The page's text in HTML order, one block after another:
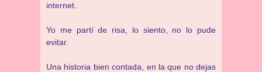
internet.
Yo me partí de risa, lo siento, no lo pude
evitar.
Una historia bien contada, en la que no dejas